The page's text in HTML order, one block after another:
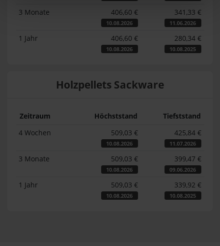
3 Monate 406,60 €
10.08.2026
341,33 €
11.06.2026
1 Jahr 406,60 €
10.08.2026
280,34 €
10.08.2025
Holzpellets Sackware
Zeitraum Höchststand
Tiefststand
4 Wochen
509,03 €
10.08.2026
425,84 €
11.07.2026
3 Monate 509,03 €
10.08.2026
399,47 €
09.06.2026
1 Jahr 509,03 €
10.08.2026
339,92 €
10.08.2025